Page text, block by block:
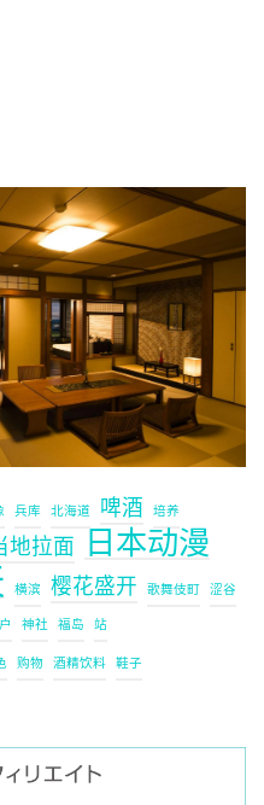
兵库 北海道 啤酒 培养
地拉面 日本动漫
横滨 樱花盛开 歌舞伎町 涩谷
神社 福岛 站
购物 酒精饮料 鞋子